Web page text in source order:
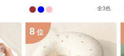
全3色
8 位